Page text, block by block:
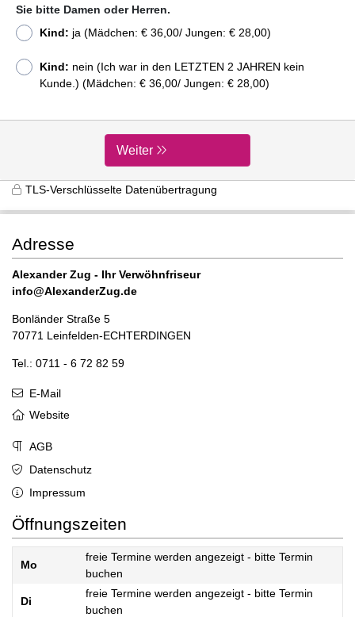
Sie bitte Damen oder Herren.
Kind: ja (Mädchen: € 36,00/ Jungen: € 28,00)
Kind: nein (Ich war in den LETZTEN 2 JAHREN kein
Kunde.) (Mädchen: € 36,00/ Jungen: € 28,00)
Weiter
TLS-Verschlüsselte Datenübertragung
Adresse
Alexander Zug - Ihr Verwöhnfriseur
info@AlexanderZug.de
Bonländer Straße 5
70771 Leinfelden-ECHTERDINGEN
Tel.: 0711 - 6 72 82 59
E-Mail
Website
AGB
Datenschutz
Impressum
Öffnungszeiten
Mo
freie Termine werden angezeigt - bitte Termin
buchen
Di
freie Termine werden angezeigt - bitte Termin
buchen